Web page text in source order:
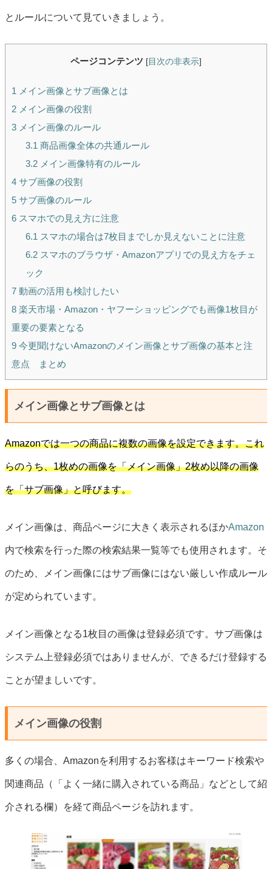
とルールについて見ていきましょう。
ページコンテンツ [ 目次の非表示]
1 メイン画像とサブ画像とは
2 メイン画像の役割
3 メイン画像のルール
3.1 商品画像全体の共通ルール
3.2メイン画像特有のルール
4 サブ画像の役割
5 サブ画像のルール
6 スマホでの見え方に注意
6.1 スマホの場合は7枚目までしか見えないことに注意
6.2スマホのブラウザ・Amazonアプリでの見え方をチェ
ック
7 動画の活用も検討したい
8 楽天市場・Amazon・ヤフーショッピングでも画像1枚目が
重要の要素となる
9 今更聞けないAmazonのメイン画像とサブ画像の基本と注
意点 まとめ
メイン画像とサブ画像とは
Amazonでは一つの商品に複数の画像を設定できます。これ
らのうち、1枚めの画像を「メイン画像」2枚め以降の画像
を「サブ画像」と呼びます。
メイン画像は、商品ページに大きく表示されるほかAmazon
内で検索を行った際の検索結果一覧等でも使用されます。そ
のため、メイン画像にはサブ画像にはない厳しい作成ルール
が定められています。
メイン画像となる1枚目の画像は登録必須です。サブ画像は
システム上登録必須ではありませんが、できるだけ登録する
ことが望ましいです。
メイン画像の役割
多くの場合、Amazonを利用するお客様はキーワード検索や
関連商品（「よく一緒に購入されている商品」などとして紹
介される欄）を経て商品ページを訪れます。